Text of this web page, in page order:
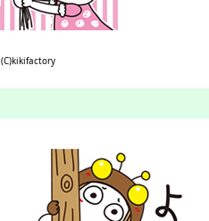
(C)kikifactory